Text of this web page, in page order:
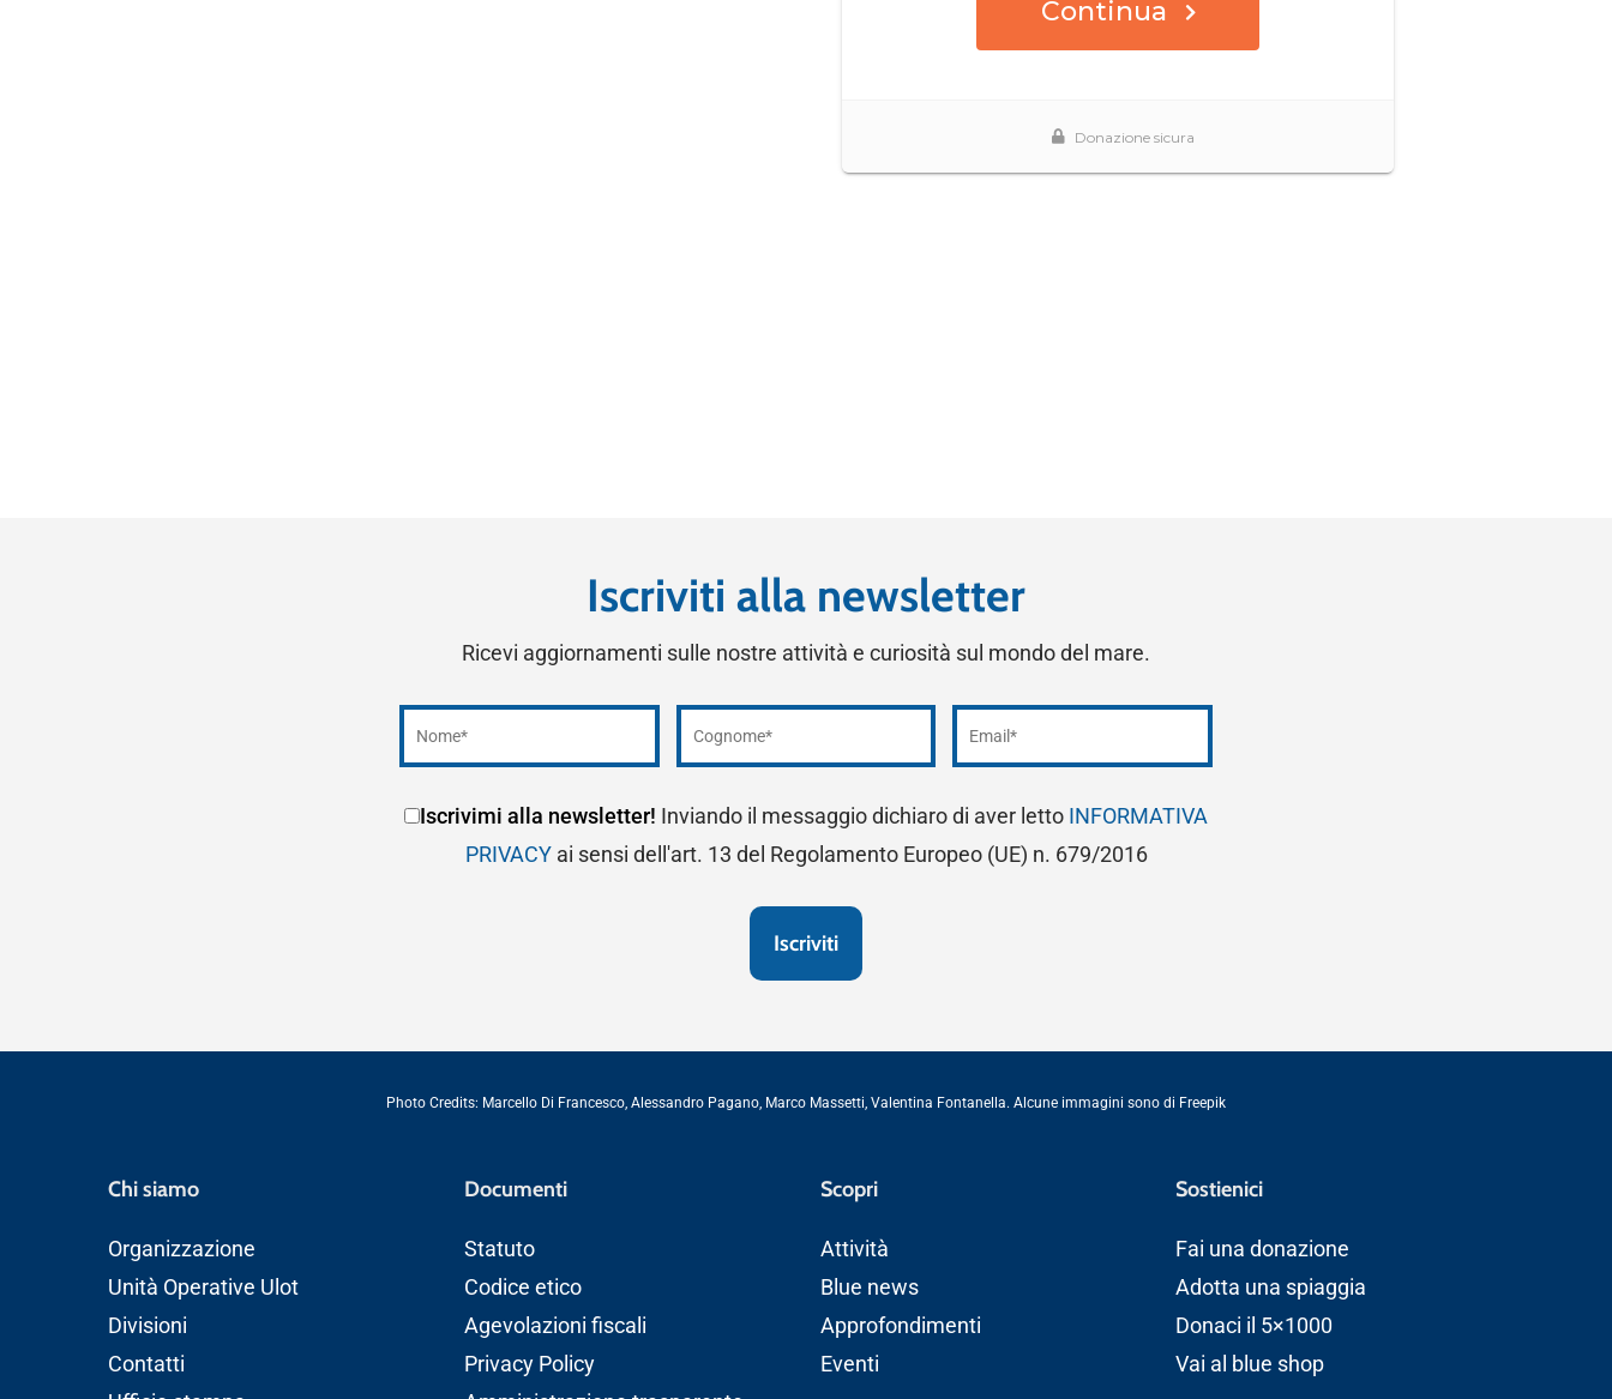
Iscriviti alla newsletter
Ricevi aggiornamenti sulle nostre attività e curiosità sul mondo del mare.
Iscrivimi alla newsletter! Inviando il messaggio dichiaro di aver letto INFORMATIVA
PRIVACYai sensi dell'art. 13 del Regolamento Europeo (UE) n. 679/2016
Photo Credits: Marcello Di Francesco, Alessandro Pagano, Marco Massetti, Valentina Fontanella. Alcune immagini sono di Freepik
Chi siamo
Organizzazione
Unità Operative Ulot
Divisioni
Contatti
Documenti
Statuto
Codice etico
Agevolazioni fiscali
Privacy Policy
Scopri
Attività
Blue news
Approfondimenti
Eventi
Sostienici
Fai una donazione
Adotta una spiaggia
Donaci il 5×1000
Vai al blue shop